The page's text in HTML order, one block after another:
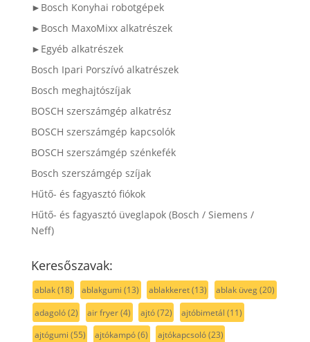
►Bosch Konyhai robotgépek
►Bosch MaxoMixx alkatrészek
►Egyéb alkatrészek
Bosch Ipari Porszívó alkatrészek
Bosch meghajtószíjak
BOSCH szerszámgép alkatrész
BOSCH szerszámgép kapcsolók
BOSCH szerszámgép szénkefék
Bosch szerszámgép szíjak
Hűtő- és fagyasztó fiókok
Hűtő- és fagyasztó üveglapok (Bosch / Siemens /
Neff)
Keresőszavak:
ablak(18) ablakgumi (13) ablakkeret(13) ablak üveg(20)
adagoló(2) air fryer(4) ajtó(72) ajtóbimetál (11)
ajtógumi (55) ajtókampó(6) ajtókapcsoló(23)